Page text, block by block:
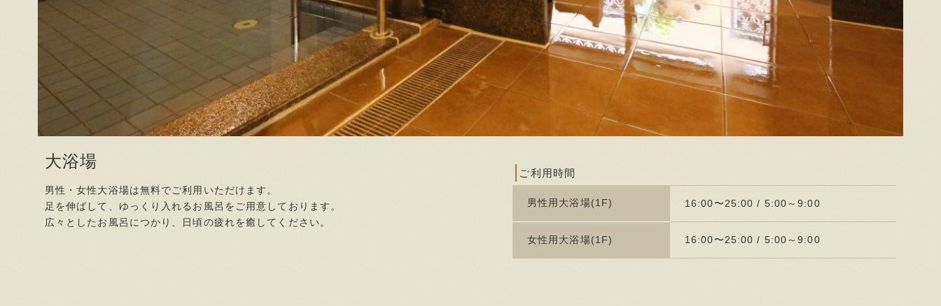
大浴場
男性・女性大浴場は無料でご利用いただけます。
足を伸ばして、ゆっくり入れるお風呂をご用意しております。
広々としたお風呂につかり、日頃の疲れを癒してください。
ご利用時間
男性用大浴場(1F) 16:00〜25:00 / 5:00～9:00
女性用大浴場(1F) 16:00〜25:00 / 5:00～9:00